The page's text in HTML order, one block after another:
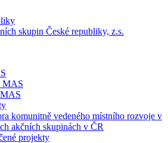
skupin České republiky, z.s.
MAS
komunitně vedeného místního rozvoje v
akčních skupinách v ČR
projekty